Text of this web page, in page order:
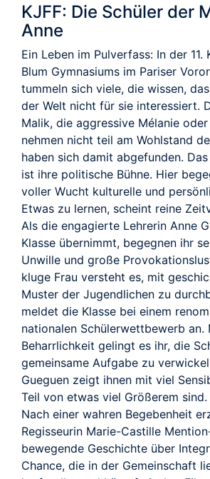
KJFF: Die Schüler der
Anne
Ein Leben im Pulverfass: In der 11.
Blum Gymnasiums im Pariser
tummeln sich viele, die wissen,
der Welt nicht für sie interessiert.
Malik, die aggressive Mélanie
nehmen nicht teil am Wohlstand
haben sich damit abgefunden.
ist ihre politische Bühne. Hier
voller Wucht kulturelle und
Etwas zu lernen, scheint reine
Als die engagierte Lehrerin Anne
Klasse übernimmt, begegnen ihr
Unwille und große
kluge Frau versteht es, mit
Muster der Jugendlichen zu
meldet die Klasse bei einem
nationalen Schülerwettbewerb an.
Beharrlichkeit gelingt es ihr, die
gemeinsame Aufgabe zu
Gueguen zeigt ihnen mit viel
Teil von etwas viel Größerem sind.
Nach einer wahren Begebenheit
Regisseurin Marie-Castille
bewegende Geschichte über
Chance, die in der Gemeinschaft